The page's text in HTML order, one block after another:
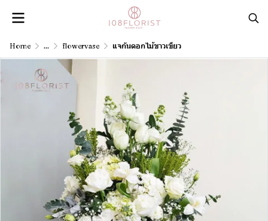
Home ... flowervase แจกันดอกไม้ขาวเขียว